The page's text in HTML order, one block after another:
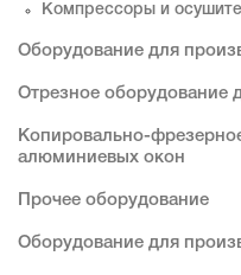
Компрессоры и
Оборудование для
Отрезное оборудование
Копировально-
алюминиевых окон
Прочее оборудование
Оборудование для